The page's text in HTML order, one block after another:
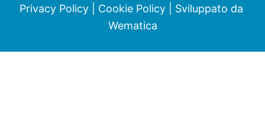
Privacy Policy| Cookie Policy| Sviluppato da
Wematica